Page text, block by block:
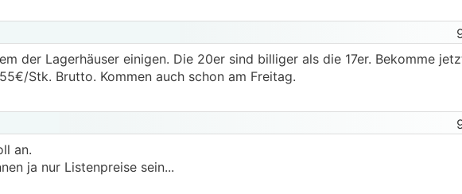
der Lagerhäuser einigen. Die 20er sind billiger als die 17er. Bekomme
Stk. Brutto. Kommen auch schon am Freitag.
an.
ja nur Listenpreise sein...